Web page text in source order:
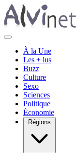
À la Une
Les + lus
Buzz
Culture
Sexo
Sciences
Politique
Économie
Régions